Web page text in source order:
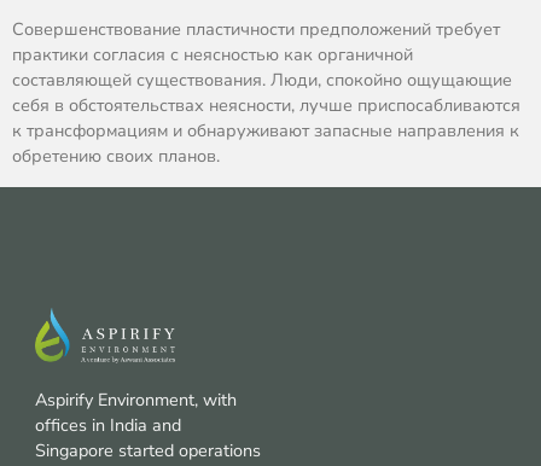
Совершенствование пластичности предположений требует
практики согласия с неясностью как органичной
составляющей существования. Люди, спокойно ощущающие
себя в обстоятельствах неясности, лучше приспосабливаются
к трансформациям и обнаруживают запасные направления к
обретению своих планов.
Aspirify Environment, with
offices in India and
Singapore started operations